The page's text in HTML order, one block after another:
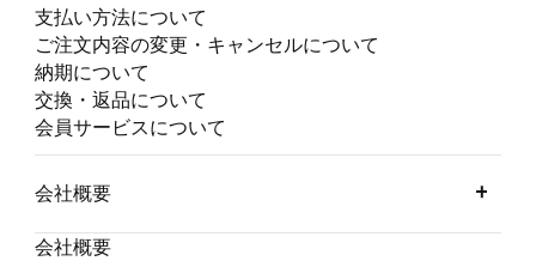
支払い方法について
ご注文内容の変更・キャンセルについて
納期について
交換・返品について
会員サービスについて
会社概要
会社概要